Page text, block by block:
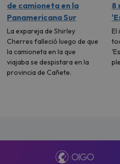
de camioneta en la
Panamericana Sur
La expareja de Shirley
Cherres falleció luego de que
la camioneta en la que
viajaba se despistara en la
provincia de Cañete.
8
El